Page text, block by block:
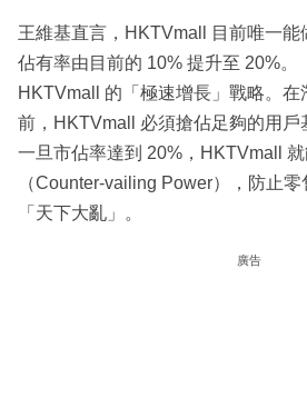
王維基直言，HKTVmall 目前唯一
佔有率由目前的 10% 提升至 20%。
HKTVmall 的「極速增長」戰略。在
前，HKTVmall 必須搶佔足夠的用戶
一旦市佔率達到 20%，HKTVmall
（Counter-vailing Power），防止
「天下大亂」。
廣告